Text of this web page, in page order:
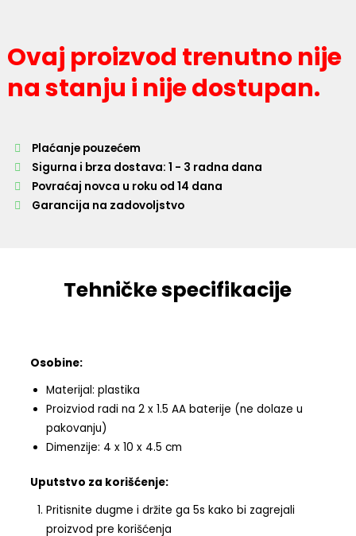
Ovaj proizvod trenutno nije
na stanju i nije dostupan.
Plaćanje pouzećem
Sigurna i brza dostava: 1 - 3 radna dana
Povraćaj novca u roku od 14 dana
Garancija na zadovoljstvo
Tehničke specifikacije
Osobine:
Materijal: plastika
Proizviod radi na 2 x 1.5 AA baterije (ne dolaze u
pakovanju)
Dimenzije: 4 x 10 x 4.5 cm
Uputstvo za korišćenje:
Pritisnite dugme i držite ga 5s kako bi zagrejali
proizvod pre korišćenja